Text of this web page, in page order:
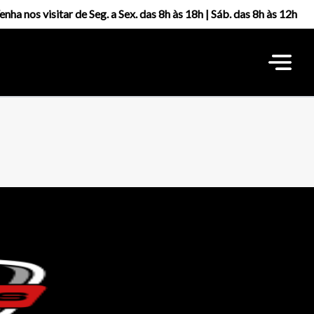
nos visitar de Seg. a Sex. das 8h às 18h | Sáb. das 8h às 12h